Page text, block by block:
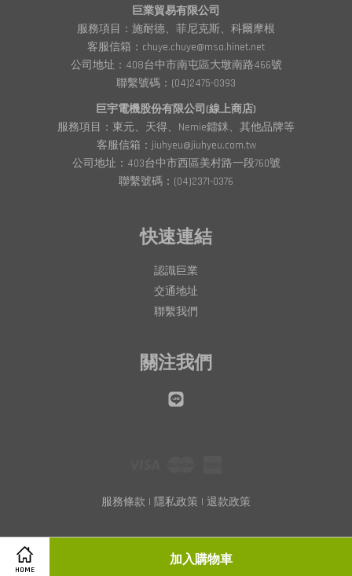
HOME
加入購物車
巨業貿易有限公司
服務項目：施耐德、菲尼克斯、科爾摩根
客服信箱：chuye.chuye@msa.hinet.net
公司地址：408台中市南屯區大墩南路466號
聯繫號碼：(04)2475-0393
巨宇電機股份有限公司(線上商店)
服務項目：東元、天得、Nemie鐳銤、其他品牌等
客服信箱：jiuhyeu@jiuhyeu.com.tw
公司地址：403台中市西區美村路一段760號
聯繫號碼：(04)2371-0376
快速連結
認識巨業
交通地址
聯繫我們
關注我們
服務條款 | 隱私政策 | 退款政策